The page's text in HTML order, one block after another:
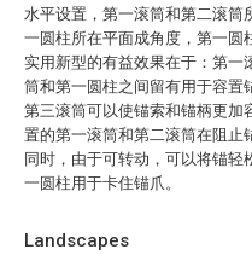
水平设置，第一滚筒和第二滚筒
一圆柱所在平面成角度，第一圆
实用新型的有益效果在于：第一
筒和第一圆柱之间留有用于容置
第三滚筒可以使锚索和锚柄更加
置的第一滚筒和第二滚筒在阻止
同时，由于可转动，可以将锚轻
一圆柱用于卡住锚爪。
Landscapes